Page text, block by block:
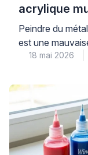
acrylique
idée ?
Peindre du
est une
compromettre
pour les
ni l’adhérence
nécessaires aux
votre installation
18 mai 2026